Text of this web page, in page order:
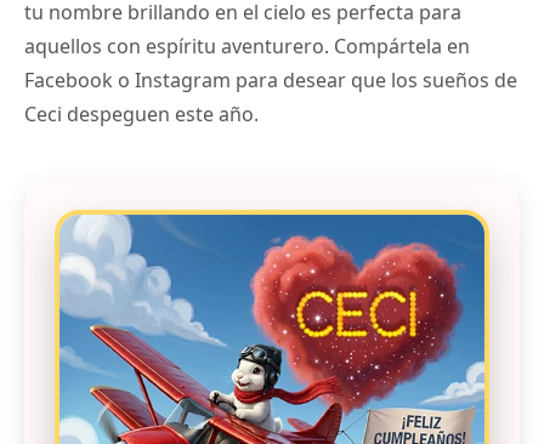
tu nombre brillando en el cielo es perfecta para
aquellos con espíritu aventurero. Compártela en
Facebook o Instagram para desear que los sueños de
Ceci despeguen este año.